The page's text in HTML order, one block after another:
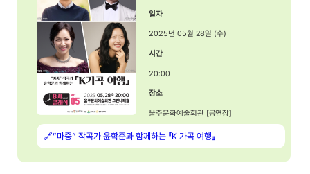
일자
2025년 05월 28일 (수)
시간
20:00
장소
울주문화예술회관 [공연장]
🔗“마중” 작곡가 윤학준과 함께하는 『K 가곡 여행』